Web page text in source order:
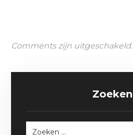
Comments zijn uitgeschakeld.
Zoeken